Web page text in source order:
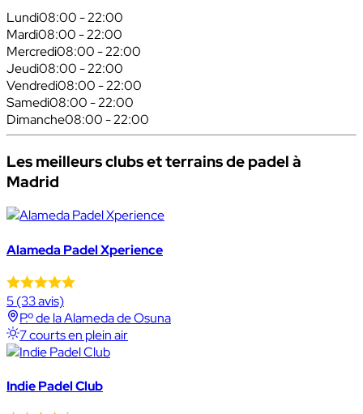
Lundi08:00 - 22:00
Mardi08:00 - 22:00
Mercredi08:00 - 22:00
Jeudi08:00 - 22:00
Vendredi08:00 - 22:00
Samedi08:00 - 22:00
Dimanche08:00 - 22:00
Les meilleurs clubs et terrains de padel à
Madrid
Alameda Padel Xperience
5(33 avis)
P.º de la Alameda de Osuna
7 courts en plein air
Indie Padel Club